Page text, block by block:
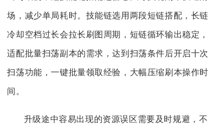
场，减少单局耗时。技能链选用两段短链搭配，长链
冷却空档过长会拉长刷图周期，短链循环输出稳定，
适配批量扫荡副本的需求，达到扫荡条件后开启十次
扫荡功能，一键批量领取经验，大幅压缩刷本操作时
间。
升级途中容易出现的资源误区需要及时规避，不